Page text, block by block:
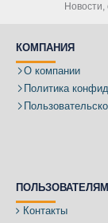
Новости,
КОМПАНИЯ
О компании
Политика
ПОЛЬЗОВАТЕЛЯМ
Контакты